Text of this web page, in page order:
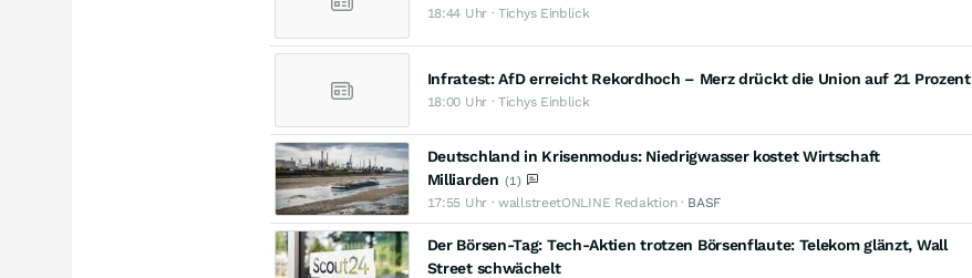
18:44 Uhr · Tichys Einblick
Infratest: AfD erreicht Rekordhoch – Merz drückt die Union auf 21 Prozent
18:00 Uhr · Tichys Einblick
Deutschland in Krisenmodus: Niedrigwasser kostet Wirtschaft
Milliarden (1)
17:55 Uhr · wallstreetONLINE Redaktion · BASF
Der Börsen-Tag: Tech-Aktien trotzen Börsenflaute: Telekom glänzt, Wall
Street schwächelt